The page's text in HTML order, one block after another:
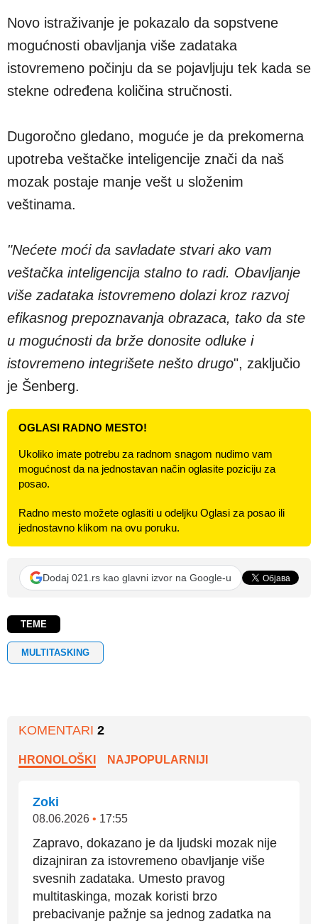
Novo istraživanje je pokazalo da sopstvene
mogućnosti obavljanja više zadataka
istovremeno počinju da se pojavljuju tek kada se
stekne određena količina stručnosti.
Dugoročno gledano, moguće je da prekomerna
upotreba veštačke inteligencije znači da naš
mozak postaje manje vešt u složenim
veštinama.
"Nećete moći da savladate stvari ako vam
veštačka inteligencija stalno to radi. Obavljanje
više zadataka istovremeno dolazi kroz razvoj
efikasnog prepoznavanja obrazaca, tako da ste
u mogućnosti da brže donosite odluke i
istovremeno integrišete nešto drugo", zaključio
je Šenberg.
OGLASI RADNO MESTO!
Ukoliko imate potrebu za radnom snagom nudimo vam
mogućnost da na jednostavan način oglasite poziciju za
posao.
Radno mesto možete oglasiti u odeljku Oglasi za posao ili
jednostavno klikom na ovu poruku.
Dodaj 021.rs kao glavni izvor na Google-u
TEME
MULTITASKING
KOMENTARI 2
HRONOLOŠKI NAJPOPULARNIJI
Zoki
08.06.2026 • 17:55
Zapravo, dokazano je da ljudski mozak nije
dizajniran za istovremeno obavljanje više
svesnih zadataka. Umesto pravog
multitaskinga, mozak koristi brzo
prebacivanje pažnje sa jednog zadatka na